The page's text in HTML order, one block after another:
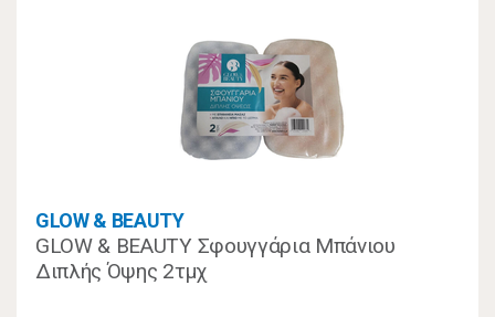
GLOW & BEAUTY
GLOW & BEAUTY Σφουγγάρια Μπάνιου
Διπλής Όψης 2τμχ